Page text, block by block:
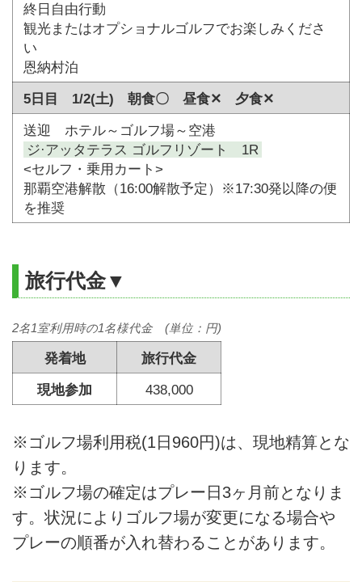
終日自由行動
観光またはオプショナルゴルフでお楽しみくださ
い
恩納村泊
5日目 1/2(土) 朝食〇 昼食✕ 夕食✕
送迎 ホテル～ゴルフ場～空港
ジ·アッタテラス ゴルフリゾート 1R
<セルフ・乗用カート>
那覇空港解散（16:00解散予定）※17:30発以降の便
を推奨
旅行代金▼
発着地
旅行代金
現地参加
438,000
2名1室利用時の1名様代金 (単位：円)
※ゴルフ場利用税(1日960円)は、現地精算とな
ります。
※ゴルフ場の確定はプレー日3ヶ月前となりま
す。状況によりゴルフ場が変更になる場合や
プレーの順番が入れ替わることがあります。